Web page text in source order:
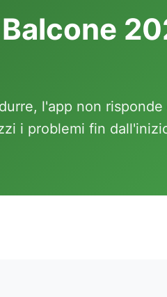
l'app non
i problemi fin